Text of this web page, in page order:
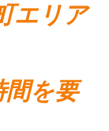
エリア
を要